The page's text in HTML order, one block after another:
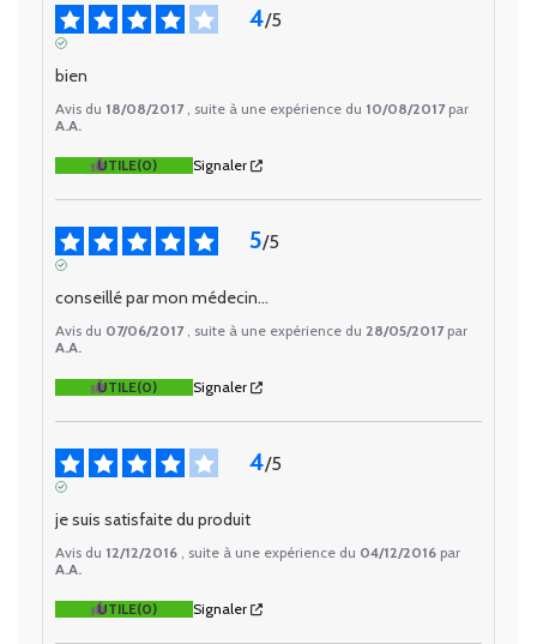
4/5
bien
Avis du 18/08/2017 , suite à une expérience du 10/08/2017 par
A.A.
UTILE(0) Signaler
5/5
conseillé par mon médecin...
Avis du 07/06/2017 , suite à une expérience du 28/05/2017 par
A.A.
UTILE(0) Signaler
4/5
je suis satisfaite du produit
Avis du 12/12/2016 , suite à une expérience du 04/12/2016 par
A.A.
UTILE(0) Signaler